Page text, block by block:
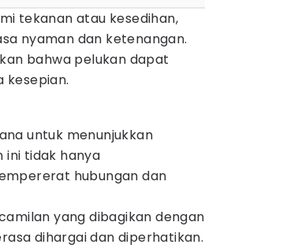
tekanan atau kesedihan,
nyaman dan ketenangan.
bahwa pelukan dapat
kesepian.
untuk menunjukkan
ini tidak hanya
hubungan dan
yang dibagikan dengan
dihargai dan diperhatikan.